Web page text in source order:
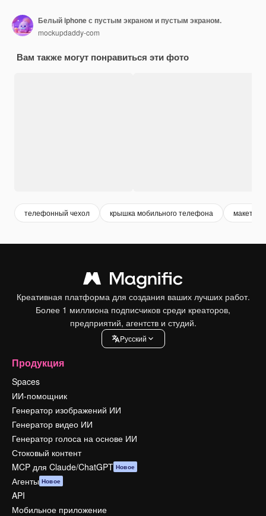
Белый iphone с пустым экраном и пустым экраном.
mockupdaddy-com
Вам также могут понравиться эти фото
телефонный чехол крышка мобильного телефона макет
Креативная платформа для создания ваших лучших работ.
Более 1 миллиона подписчиков среди креаторов,
предприятий, агентств и студий.
Pусский
Продукция
Spaces
ИИ-помощник
Генератор изображений ИИ
Генератор видео ИИ
Генератор голоса на основе ИИ
Стоковый контент
MCP для Claude/ChatGPT Новое
Агенты Новое
API
Мобильное приложение